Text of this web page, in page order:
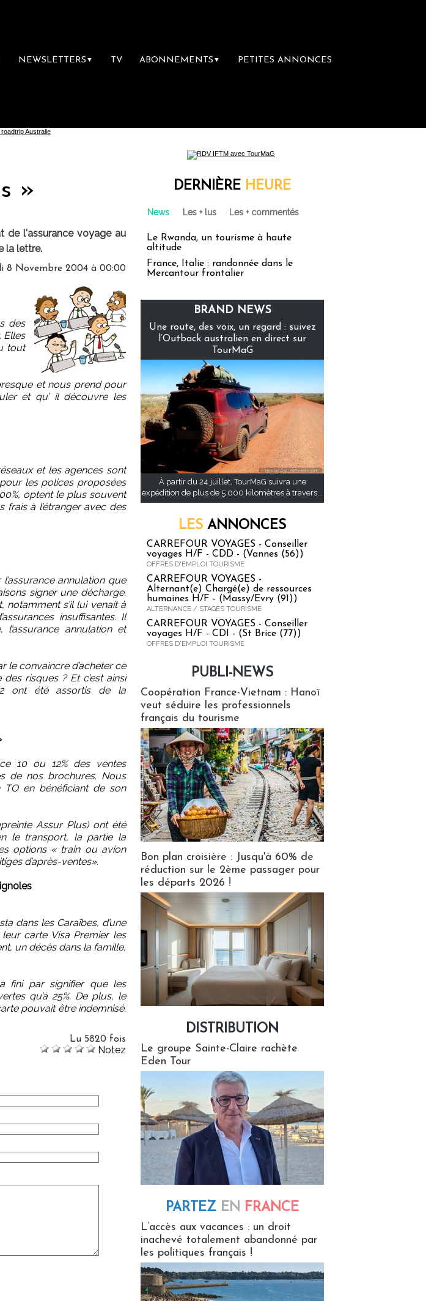
NEWSLETTERS ▼ TV ABONNEMENTS ▼ PETITES ANNONCES
»
de l'assurance voyage au
la lettre.
8 Novembre 2004 à 00:00
des
Elles
tout
et nous prend pour
et qu’ il découvre les
et les agences sont
les polices proposées
optent le plus souvent
à l’étranger avec des
annulation que
signer une décharge.
s’il lui venait à
insuffisantes. Il
annulation et
le convaincre d’acheter ce
risques ? Et c’est ainsi
ont été assortis de la
10 ou 12% des ventes
de nos brochures. Nous
en bénéficiant de son
Assur Plus) ont été
le transport, la partie la
options « train ou avion
d’après-ventes».
dans les Caraïbes, d’une
carte Visa Premier les
un décès dans la famille,
fini par signifier que les
qu’à 25%. De plus, le
pouvait être indemnisé.
Lu 5820 fois
Notez
DERNIÈRE HEURE
News Les + lus Les + commentés
Le Rwanda, un tourisme à haute
altitude
France, Italie : randonnée dans le
Mercantour frontalier
BRAND NEWS
Une route, des voix, un regard : suivez
l’Outback australien en direct sur
TourMaG
À partir du 24 juillet, TourMaG suivra une
expédition de plus de 5 000 kilomètres à travers...
LES ANNONCES
CARREFOUR VOYAGES - Conseiller
voyages H/F - CDD - (Vannes (56))
OFFRES D'EMPLOI TOURISME
CARREFOUR VOYAGES -
Alternant(e) Chargé(e) de ressources
humaines H/F - (Massy/Evry (91))
ALTERNANCE / STAGES TOURISME
CARREFOUR VOYAGES - Conseiller
voyages H/F - CDI - (St Brice (77))
OFFRES D'EMPLOI TOURISME
PUBLI-NEWS
Coopération France-Vietnam : Hanoï
veut séduire les professionnels
français du tourisme
Bon plan croisière : Jusqu'à 60% de
réduction sur le 2ème passager pour
les départs 2026 !
DISTRIBUTION
Le groupe Sainte-Claire rachète
Eden Tour
PARTEZ EN FRANCE
L’accès aux vacances : un droit
inachevé totalement abandonné par
les politiques français !